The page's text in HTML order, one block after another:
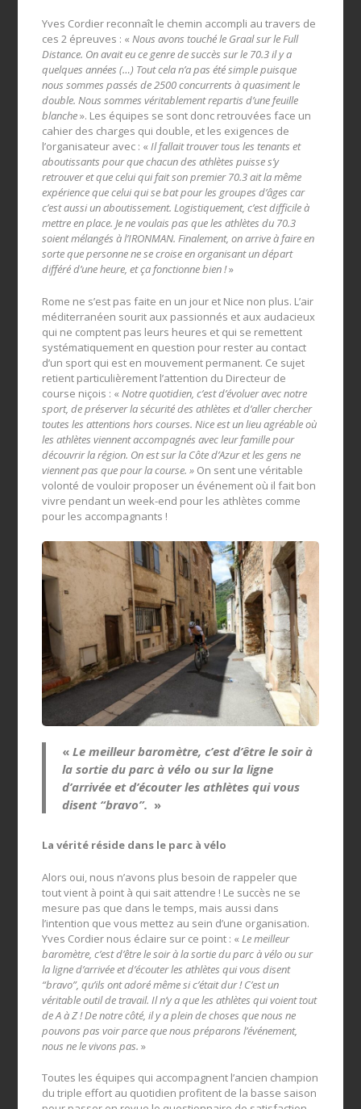
Yves Cordier reconnaît le chemin accompli au travers de
ces 2 épreuves : «Nous avons touché le Graal sur le Full
Distance. On avait eu ce genre de succès sur le 70.3 il y a
quelques années (…) Tout cela n’a pas été simple puisque
nous sommes passés de 2500 concurrents à quasiment le
double. Nous sommes véritablement repartis d’une feuille
blanche». Les équipes se sont donc retrouvées face un
cahier des charges qui double, et les exigences de
l’organisateur avec : «Il fallait trouver tous les tenants et
aboutissants pour que chacun des athlètes puisse s’y
retrouver et que celui qui fait son premier 70.3 ait la même
expérience que celui qui se bat pour les groupes d’âges car
c’est aussi un aboutissement. Logistiquement, c’est difficile à
mettre en place. Je ne voulais pas que les athlètes du 70.3
soient mélangés à l’IRONMAN. Finalement, on arrive à faire en
sorte que personne ne se croise en organisant un départ
différé d’une heure, et ça fonctionne bien !»
Rome ne s’est pas faite en un jour et Nice non plus. L’air
méditerranéen sourit aux passionnés et aux audacieux
qui ne comptent pas leurs heures et qui se remettent
systématiquement en question pour rester au contact
d’un sport qui est en mouvement permanent. Ce sujet
retient particulièrement l’attention du Directeur de
course niçois : «Notre quotidien, c’est d’évoluer avec notre
sport, de préserver la sécurité des athlètes et d’aller chercher
toutes les attentions hors courses. Nice est un lieu agréable où
les athlètes viennent accompagnés avec leur famille pour
découvrir la région. On est sur la Côte d’Azur et les gens ne
viennent pas que pour la course. » On sent une véritable
volonté de vouloir proposer un événement où il fait bon
vivre pendant un week-end pour les athlètes comme
pour les accompagnants !
«Le meilleur baromètre, c’est d’être le soir à
la sortie du parc à vélo ou sur la ligne
d’arrivée et d’écouter les athlètes qui vous
disent “bravo”. »
La vérité réside dans le parc à vélo
Alors oui, nous n’avons plus besoin de rappeler que
tout vient à point à qui sait attendre ! Le succès ne se
mesure pas que dans le temps, mais aussi dans
l’intention que vous mettez au sein d’une organisation.
Yves Cordier nous éclaire sur ce point : « Le meilleur
baromètre, c’est d’être le soir à la sortie du parc à vélo ou sur
la ligne d’arrivée et d’écouter les athlètes qui vous disent
“bravo”, qu’ils ont adoré même si c’était dur ! C’est un
véritable outil de travail. Il n’y a que les athlètes qui voient tout
de A à Z ! De notre côté, il y a plein de choses que nous ne
pouvons pas voir parce que nous préparons l’événement,
nous ne le vivons pas.»
Toutes les équipes qui accompagnent l’ancien champion
du triple effort au quotidien profitent de la basse saison